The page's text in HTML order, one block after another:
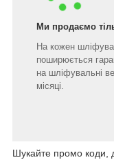
Ми продаємо
На кожен
поширюється
на шліфувальні
місяці.
Шукайте промо коди,